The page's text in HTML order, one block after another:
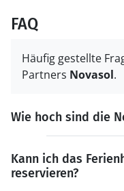
FAQ
Häufig gestellte
Partners Novasol.
Wie hoch sind die
Kann ich das
reservieren?